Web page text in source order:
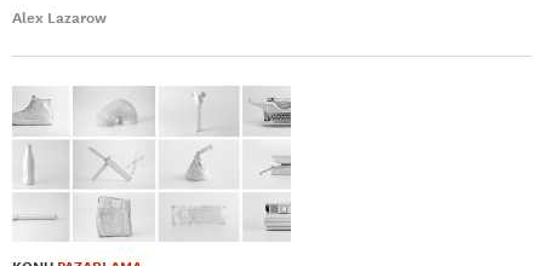
Alex Lazarow